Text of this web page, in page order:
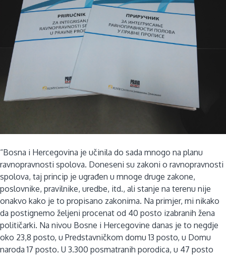
“Bosna i Hercegovina je učinila do sada mnogo na planu
ravnopravnosti spolova. Doneseni su zakoni o ravnopravnosti
spolova, taj princip je ugrađen u mnoge druge zakone,
poslovnike, pravilnike, uredbe, itd., ali stanje na terenu nije
onakvo kako je to propisano zakonima. Na primjer, mi nikako
da postignemo željeni procenat od 40 posto izabranih žena
političarki. Na nivou Bosne i Hercegovine danas je to negdje
oko 23,8 posto, u Predstavničkom domu 13 posto, u Domu
naroda 17 posto. U 3.300 posmatranih porodica, u 47 posto